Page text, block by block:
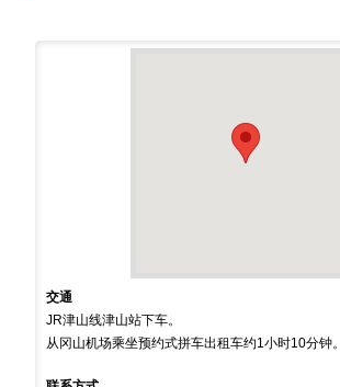
交通
JR津山线津山站下车。
从冈山机场乘坐预约式拼车出租车约1小时10分钟。